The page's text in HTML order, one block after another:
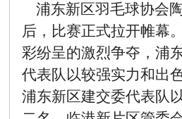
浦东新区羽毛球协会
后，比赛正式拉开帷幕
彩纷呈的激烈争夺，浦
代表队以较强实力和出
浦东新区建交委代表队